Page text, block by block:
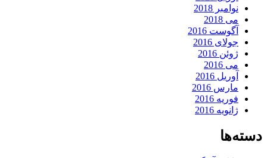
نوامبر 2018
می 2018
آگوست 2016
جولای 2016
ژوئن 2016
می 2016
آوریل 2016
مارس 2016
فوریه 2016
ژانویه 2016
دسته‌ها